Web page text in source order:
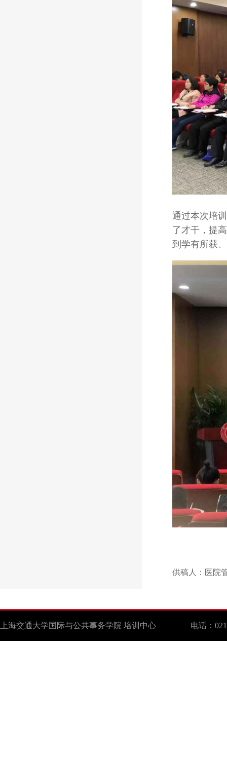
通过本次培
了才干，提
到学有所获
供稿人：医院
上海交通大学国际与公共事务学院 培训中心 电话：021-